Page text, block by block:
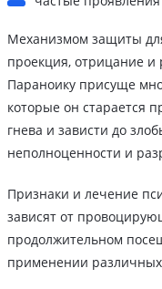
Механизмом защиты
проекция, отрицание
Параноику присуще
которые он старается
гнева и зависти до
неполноценности и
Признаки и лечение
зависят от
продолжительном
применении